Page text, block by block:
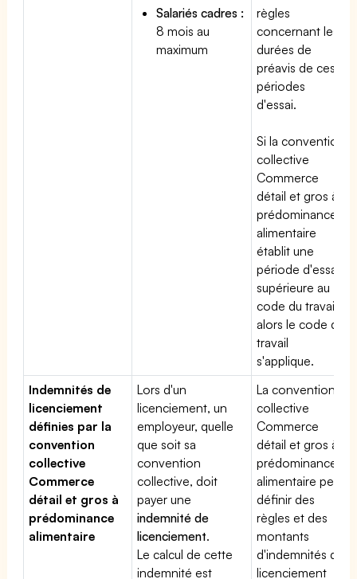
Salariés cadres :
8 mois au
maximum
règles
concernant les
durées de
préavis de ces
périodes
d'essai.
Si la convention
collective
Commerce
détail et gros à
prédominance
alimentaire
établit une
période d'essai
supérieure au
code du travail,
alors le code du
travail
s'applique.
Indemnités de
licenciement
définies par la
convention
collective
Commerce
détail et gros à
prédominance
alimentaire
Lors d'un
licenciement, un
employeur, quelle
que soit sa
convention
collective, doit
payer une
indemnité de
licenciement.
Le calcul de cette
indemnité est
La convention
collective
Commerce
détail et gros à
prédominance
alimentaire peut
définir des
règles et des
montants
d'indemnités de
licenciement